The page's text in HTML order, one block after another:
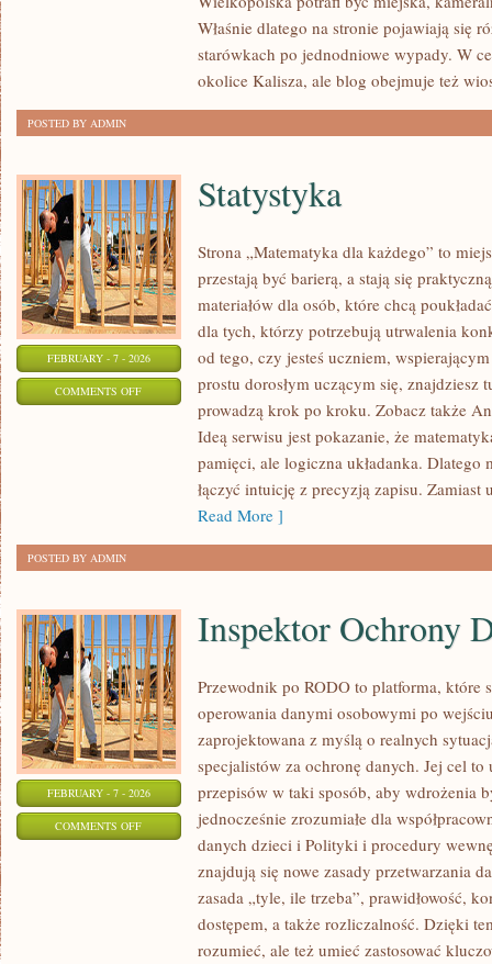
Właśnie dlatego na stronie pojawiają się
starówkach po jednodniowe wypady. W
okolice Kalisza, ale blog obejmuje też
POSTED BY ADMIN
FEBRUARY - 7 - 2026
COMMENTS OFFON
STATYSTYKA
Statystyka
Strona „Matematyka dla każdego” to
przestają być barierą, a stają się
materiałów dla osób, które chcą
dla tych, którzy potrzebują utrwalenia
od tego, czy jesteś uczniem,
prostu dorosłym uczącym się, znajdziesz
prowadzą krok po kroku. Zobacz także
Ideą serwisu jest pokazanie, że
pamięci, ale logiczna układanka. Dlatego
łączyć intuicję z precyzją zapisu. Zamiast
Read More ]
POSTED BY ADMIN
FEBRUARY - 7 - 2026
COMMENTS OFFON
INSPEKTOR
Inspektor Ochrony
Przewodnik po RODO to platforma, które
operowania danymi osobowymi po
zaprojektowana z myślą o realnych
specjalistów za ochronę danych. Jej cel to
przepisów w taki sposób, aby wdrożenia
jednocześnie zrozumiałe dla
danych dzieci i Polityki i procedury
znajdują się nowe zasady przetwarzania
zasada „tyle, ile trzeba”, prawidłowość,
dostępem, a także rozliczalność. Dzięki
rozumieć, ale też umieć zastosować